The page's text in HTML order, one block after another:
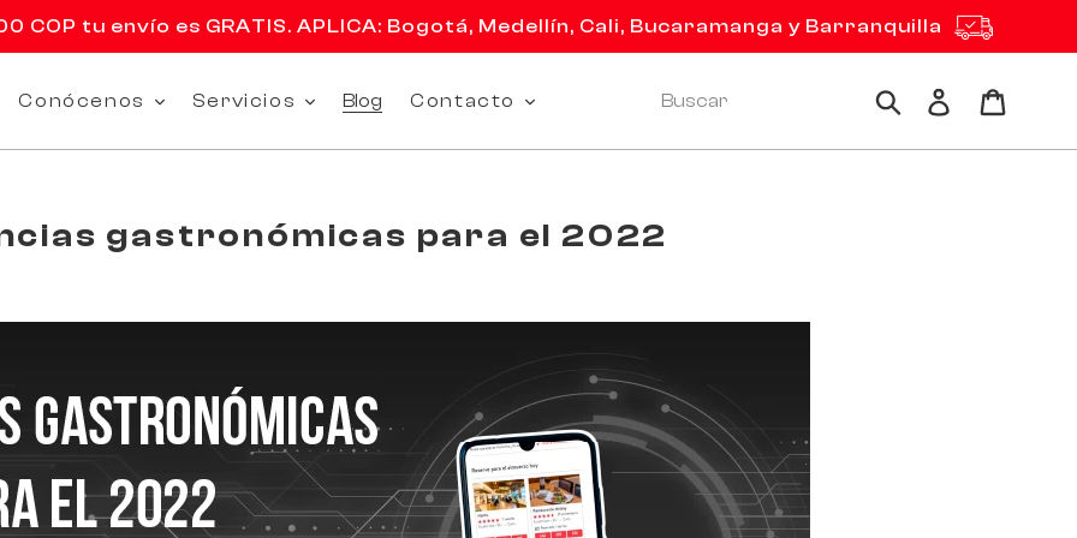
tu envío es GRATIS. APLICA: Bogotá, Medellín, Cali, Bucaramanga y Barranquilla
Conócenos Servicios Blog Contacto BuscarIngresar
gastronómicas para el 2022